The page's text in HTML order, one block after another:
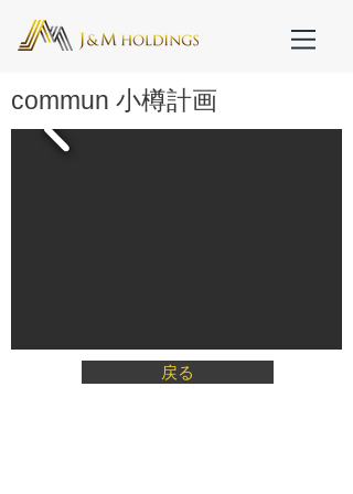
commun 小樽計画
戻る